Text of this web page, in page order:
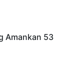
Amankan 53